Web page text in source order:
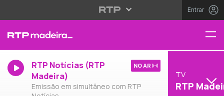
Entrar
RTP Notícias (RTP
Madeira)
Emissão em simultâneo com RTP
NO AR
TV
RTP